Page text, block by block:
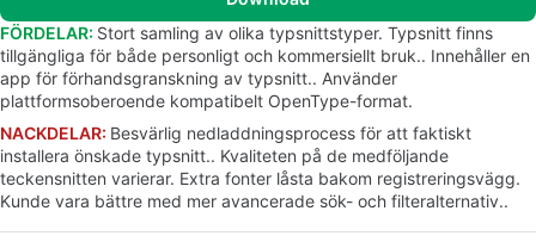
FÖRDELAR: Stort samling av olika typsnittstyper. Typsnitt finns
tillgängliga för både personligt och kommersiellt bruk.. Innehåller en
app för förhandsgranskning av typsnitt.. Använder
plattformsoberoende kompatibelt OpenType-format.
NACKDELAR: Besvärlig nedladdningsprocess för att faktiskt
installera önskade typsnitt.. Kvaliteten på de medföljande
teckensnitten varierar. Extra fonter låsta bakom registreringsvägg.
Kunde vara bättre med mer avancerade sök- och filteralternativ..